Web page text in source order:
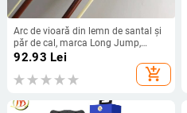
Arc de vioară din lemn de santal și
păr de cal, marca Long Jump,
destinat instrumentelor muzicale
92.93 Lei
add_shopping_cart